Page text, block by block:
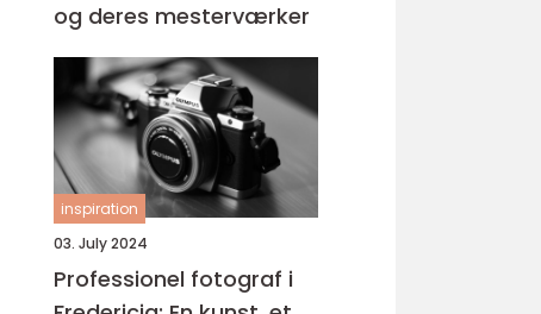
og deres mesterværker
inspiration
03. July 2024
Professionel fotograf i